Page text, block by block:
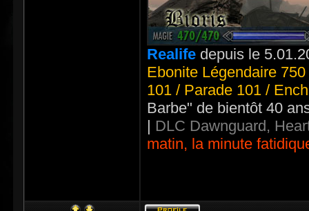
Realife depuis le
Ebonite Légendaire
101 / Parade 101 /
Barbe" de bientôt 40
| DLC Dawnguard,
matin, la minute